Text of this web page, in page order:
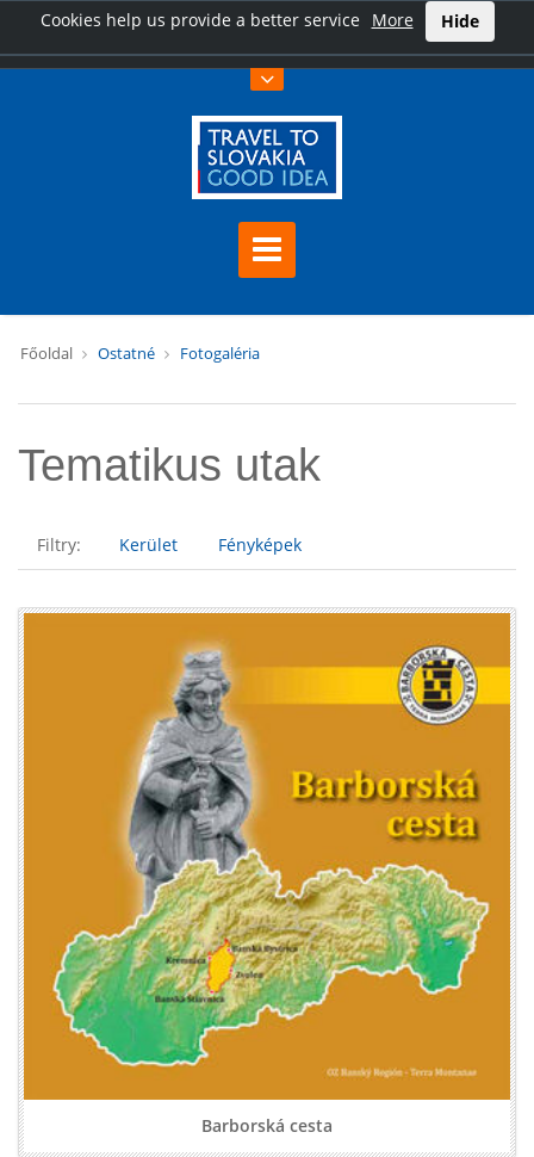
Cookies help us provide a better service More Hide
Főoldal Ostatné Fotogaléria
Tematikus utak
Filtry: Kerület Fényképek
Barborská cesta